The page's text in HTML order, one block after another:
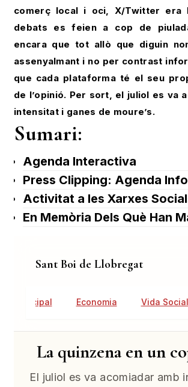
comerç local i oci, X/Twitter era
debats es feien a cop de
encara que tot allò que diguin
assenyalmant i no per contrast
que cada plataforma té el seu
de l’opinió. Per sort, el juliol es va
intensitat i ganes de moure’s.
Sumari:
Agenda Interactiva
Press Clipping: Agenda
Activitat a les Xarxes
En Memòria Dels Què Han
Sant Boi de Llobregat
Municipal Economia Vida Social
La quinzena en un
El juliol es va acomiadar amb